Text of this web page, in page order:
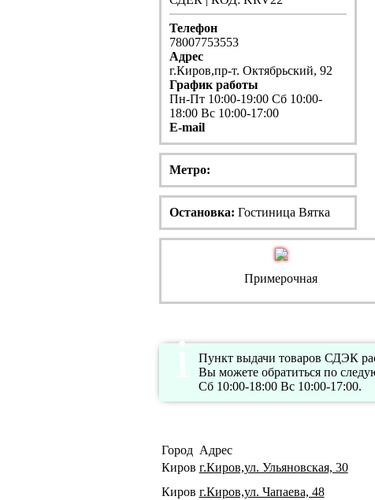
Телефон
78007753553
Адрес
г.Киров,пр-т. Октябрьский, 92
График работы
Пн-Пт 10:00-19:00 Сб 10:00-
18:00 Вс 10:00-17:00
E-mail
Метро:
Остановка: Гостиница Вятка
Примерочная
Пункт выдачи товаров СДЭК
Вы можете обратиться по
Сб 10:00-18:00 Вс 10:00-17:00.
Город Адрес
Киров г.Киров,ул. Ульяновская, 30
Киров г.Киров,ул. Чапаева, 48